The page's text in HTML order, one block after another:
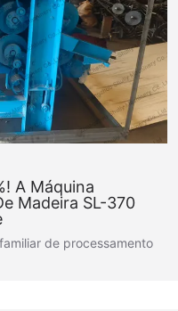
A Máquina
Madeira SL-370
de processamento